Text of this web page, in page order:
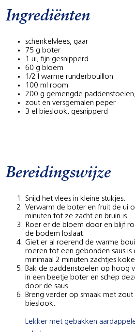
Ingrediënten
schenkelvlees, gaar
75 g boter
1 ui, fijn gesnipperd
60 g bloem
1/2 l warme runderbouillon
100 ml room
200 g gemengde
zout en versgemalen peper
3 el bieslook, gesnipperd
Bereidingswijze
Snijd het vlees in kleine stukjes.
Verwarm de boter en fruit de ui
minuten tot ze zacht en bruin is.
Roer er de bloem door en blijf
de bodem loslaat.
Giet er al roerend de warme
roeren tot een gebonden saus is
minimaal 2 minuten zachtjes
Bak de paddenstoelen op hoog
in een beetje boter en schep
door de saus.
Breng verder op smaak met
bieslook.
Lekker met gebakken